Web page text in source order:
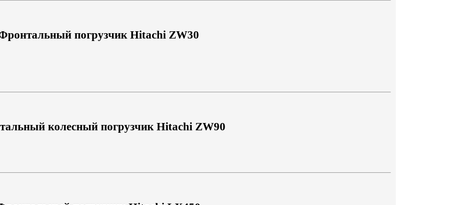
погрузчик Hitachi ZW30
колесный погрузчик Hitachi ZW90